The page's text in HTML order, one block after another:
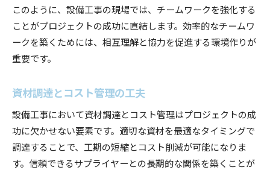
このように、設備工事の現場では、チームワークを強化する
ことがプロジェクトの成功に直結します。効率的なチームワ
ークを築くためには、相互理解と協力を促進する環境作りが
重要です。
資材調達とコスト管理の工夫
設備工事において資材調達とコスト管理はプロジェクトの成
功に欠かせない要素です。適切な資材を最適なタイミングで
調達することで、工期の短縮とコスト削減が可能になりま
す。信頼できるサプライヤーとの長期的な関係を築くことが